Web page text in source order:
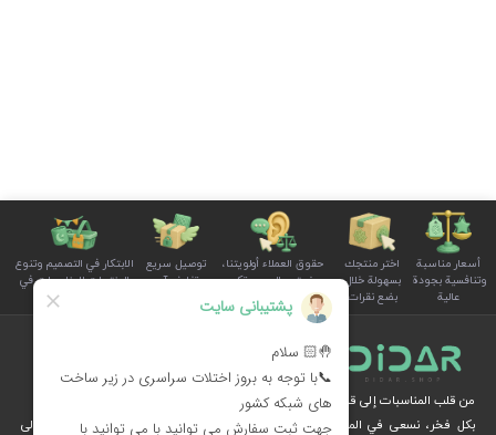
أسعار مناسبة
وتنافسية بجودة
عالية
اختر منتجك
بسهولة خلال
بضع نقرات
حقوق العملاء أولويتنا،
ونستمع إلى صوتكم
بوضوح واهتمام
توصيل سريع
وتغليف آمن
الابتكار في التصميم وتنوع
المنتجات للمناسبات في
سلة الأسرة
من قلب المناسبات إلى قلوب الناس
بكل فخر، نسعى في المجموعة الثقافية ديدار، من خلال الإبداع والرؤية الثقافية، إلى